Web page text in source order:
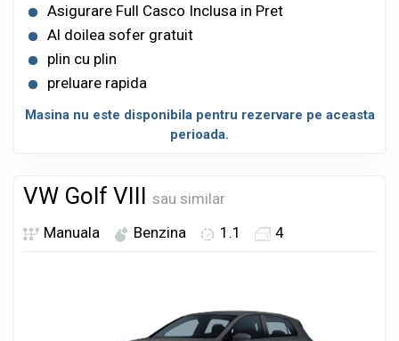
Asigurare Full Casco Inclusa in Pret
Al doilea sofer gratuit
plin cu plin
preluare rapida
Masina nu este disponibila pentru rezervare pe aceasta
perioada.
VW Golf VIII sau similar
Manuala
Benzina 1.1 4